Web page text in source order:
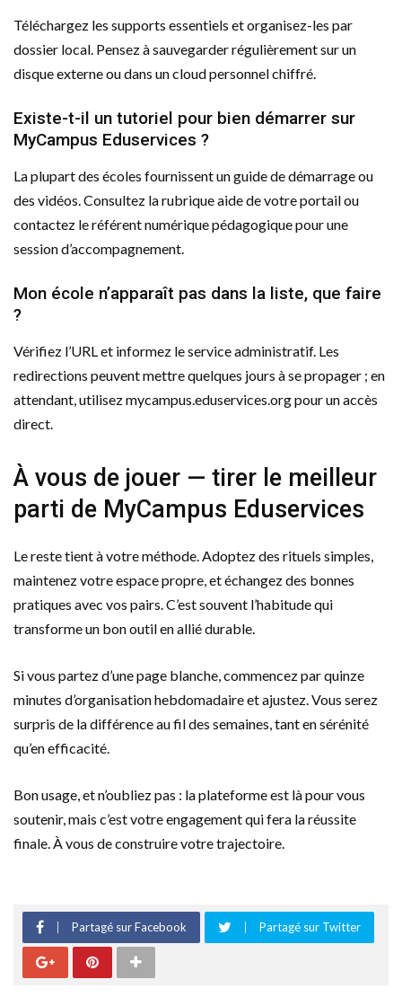
Téléchargez les supports essentiels et organisez-les par
dossier local. Pensez à sauvegarder régulièrement sur un
disque externe ou dans un cloud personnel chiffré.
Existe-t-il un tutoriel pour bien démarrer sur
MyCampus Eduservices ?
La plupart des écoles fournissent un guide de démarrage ou
des vidéos. Consultez la rubrique aide de votre portail ou
contactez le référent numérique pédagogique pour une
session d’accompagnement.
Mon école n’apparaît pas dans la liste, que faire
?
Vérifiez l’URL et informez le service administratif. Les
redirections peuvent mettre quelques jours à se propager ; en
attendant, utilisez mycampus.eduservices.org pour un accès
direct.
À vous de jouer — tirer le meilleur
parti de MyCampus Eduservices
Le reste tient à votre méthode. Adoptez des rituels simples,
maintenez votre espace propre, et échangez des bonnes
pratiques avec vos pairs. C’est souvent l’habitude qui
transforme un bon outil en allié durable.
Si vous partez d’une page blanche, commencez par quinze
minutes d’organisation hebdomadaire et ajustez. Vous serez
surpris de la différence au fil des semaines, tant en sérénité
qu’en efficacité.
Bon usage, et n’oubliez pas : la plateforme est là pour vous
soutenir, mais c’est votre engagement qui fera la réussite
finale. À vous de construire votre trajectoire.
Partagé sur Facebook Partagé sur Twitter